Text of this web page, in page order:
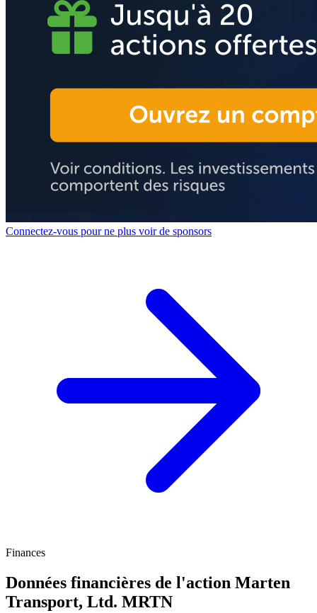
Connectez-vous pour ne plus voir de sponsors
Finances
Données financières de l'action Marten
Transport, Ltd. MRTN